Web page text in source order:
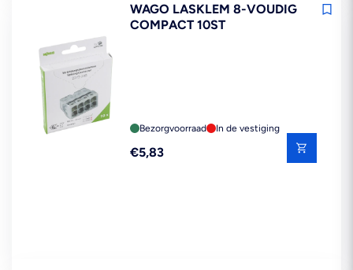
WAGO LASKLEM 8-VOUDIG
COMPACT 10ST
Bezorgvoorraad In de vestiging
Reguliere
€5,83